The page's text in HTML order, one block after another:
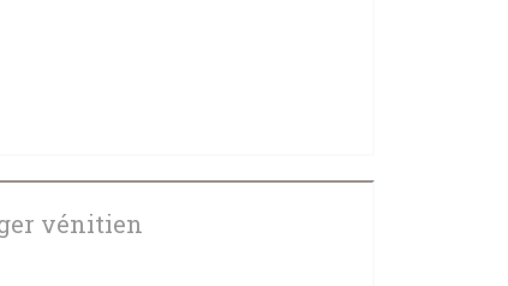
vénitien